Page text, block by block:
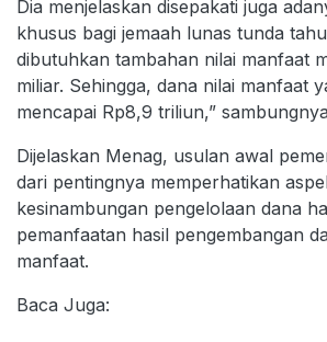
Dia menjelaskan disepakati juga
khusus bagi jemaah lunas tunda
dibutuhkan tambahan nilai manfaat
miliar. Sehingga, dana nilai manfaat
mencapai Rp8,9 triliun,”
Dijelaskan Menag, usulan awal
dari pentingnya memperhatikan
kesinambungan pengelolaan dana
pemanfaatan hasil pengembangan
manfaat.
Baca Juga: